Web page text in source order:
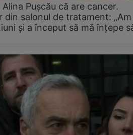
Pușcău că are cancer.
din salonul de tratament:
și a început să mă înțepe